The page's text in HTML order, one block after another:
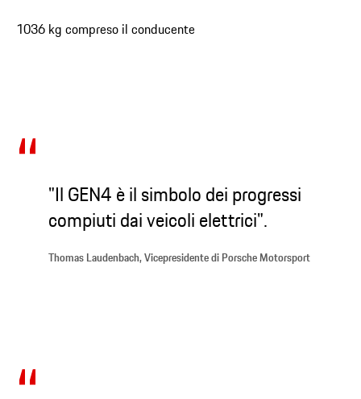
1036 kg compreso il conducente
"Il GEN4 è il simbolo dei progressi
compiuti dai veicoli elettrici".
Thomas Laudenbach, Vicepresidente di Porsche Motorsport